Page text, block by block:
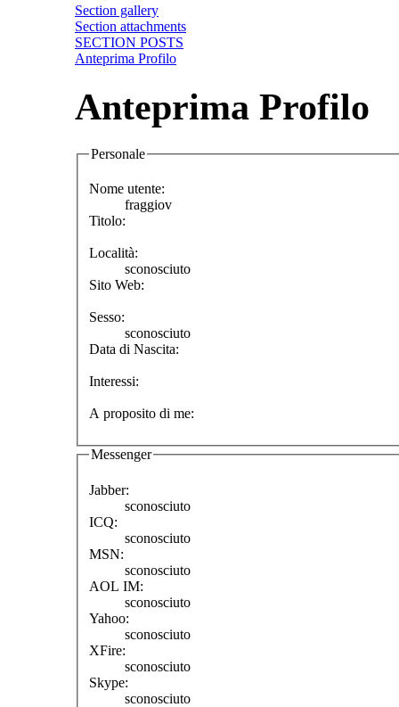
Section gallery
Section attachments
SECTION POSTS
Anteprima Profilo
Anteprima Profilo
Personale
Nome utente:
fraggiov
Titolo:
Località:
sconosciuto
Sito Web:
Sesso:
sconosciuto
Data di Nascita:
Interessi:
A proposito di me:
Messenger
Jabber:
sconosciuto
ICQ:
sconosciuto
MSN:
sconosciuto
AOL IM:
sconosciuto
Yahoo:
sconosciuto
XFire:
sconosciuto
Skype:
sconosciuto